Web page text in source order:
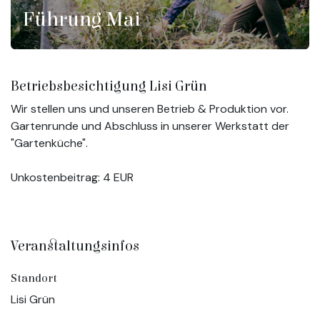
Führung Mai
Betriebsbesichtigung Lisi Grün
Wir stellen uns und unseren Betrieb & Produktion vor.
Gartenrunde und Abschluss in unserer Werkstatt der
"Gartenküche".
Unkostenbeitrag: 4 EUR
Veranstaltungsinfos
Standort
Lisi Grün